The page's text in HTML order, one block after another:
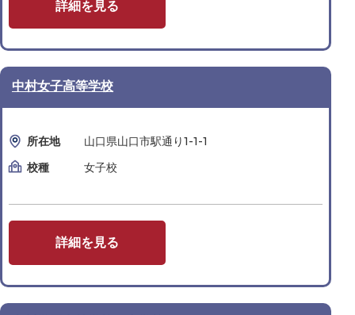
詳細を見る
中村女子高等学校
所在地
山口県山口市駅通り1-1-1
校種
女子校
詳細を見る